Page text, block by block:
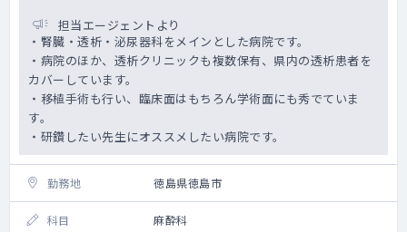
担当エージェントより
・腎臓・透析・泌尿器科をメインとした病院です。
・病院のほか、透析クリニックも複数保有、県内の透析患者を
カバーしています。
・移植手術も行い、臨床面はもちろん学術面にも秀でていま
す。
・研鑽したい先生にオススメしたい病院です。
勤務地 徳島県徳島市
科目 麻酔科